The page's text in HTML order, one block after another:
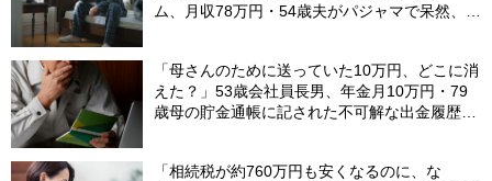
ム、月収78万円・54歳夫がパジャマで呆然、カ
「母さんのために送っていた10万円、どこに消
えた？」53歳会社員長男、年金月10万円・79
歳母の貯金通帳に記された不可解な出金履歴に
「相続税が約760万円も安くなるのに、な